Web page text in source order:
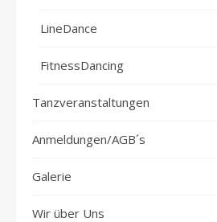
LineDance
FitnessDancing
Tanzveranstaltungen
Anmeldungen/AGB´s
Galerie
Wir über Uns